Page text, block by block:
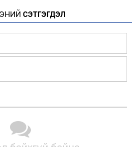
СЭТГЭГДЭЛ